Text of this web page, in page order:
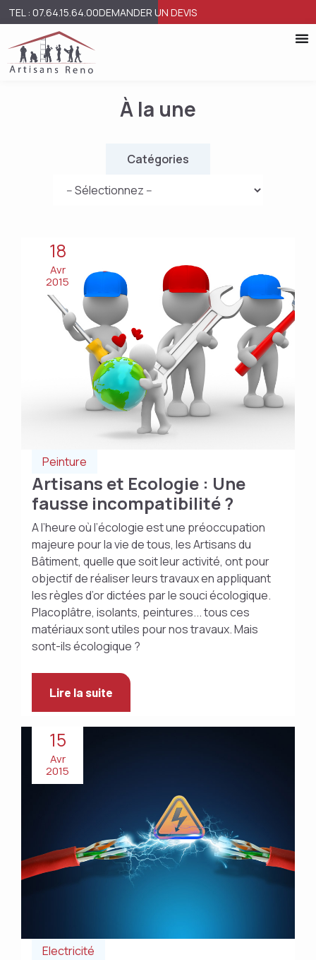
TEL : 07.64.15.64.00DEMANDER UN DEVIS
À la une
Catégories
18
Avr
2015
Peinture
Artisans et Ecologie : Une
fausse incompatibilité ?
A l’heure où l’écologie est une préoccupation
majeure pour la vie de tous, les Artisans du
Bâtiment, quelle que soit leur activité, ont pour
objectif de réaliser leurs travaux en appliquant
les règles d’or dictées par le souci écologique.
Placoplâtre, isolants, peintures... tous ces
matériaux sont utiles pour nos travaux. Mais
sont-ils écologique ?
Lire la suite
15
Avr
2015
Electricité